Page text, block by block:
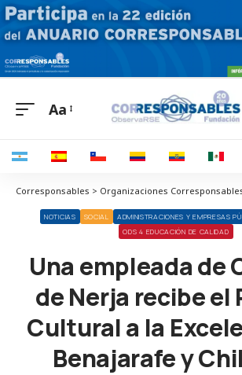
Aa
NOTICIAS SOCIAL ADMINISTRACIONES Y EMPRESAS
ODS 4 EDUCACIÓN DE CALIDAD
Una empleada de
de Nerja recibe el
Cultural a la
Benajarafe y